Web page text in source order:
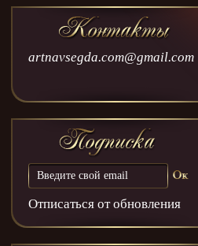
artnavsegda.com@gmail.com
Отписаться от обновления